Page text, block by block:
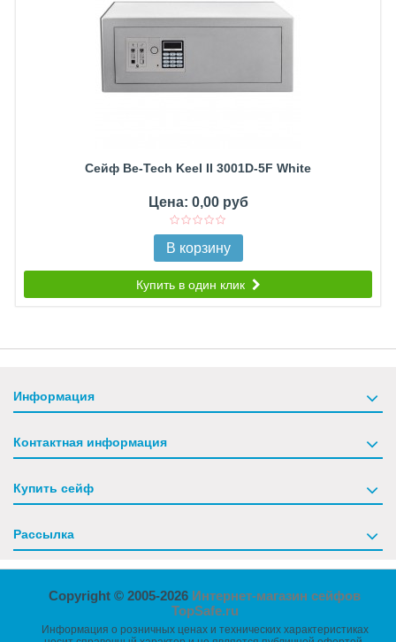
Сейф Be-Tech Keel II 3001D-5F White
Цена: 0,00 руб
В корзину
Купить в один клик
Информация
Контактная информация
Купить сейф
Рассылка
Copyright © 2005-2026 Интернет-магазин сейфов
TopSafe.ru
Информация о розничных ценах и технических характеристиках